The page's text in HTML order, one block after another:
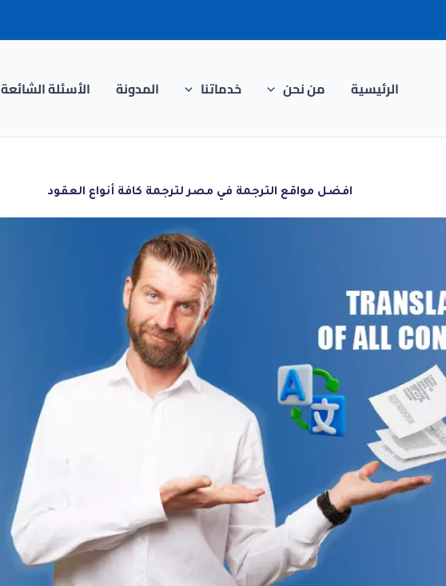
الرئيسية من نحن خدماتنا المدونة الأسئلة الشائعة
افضل مواقع الترجمة في مصر لترجمة كافة أنواع العقود